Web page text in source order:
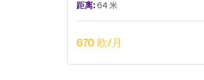
距离:64 米
670 欧/月